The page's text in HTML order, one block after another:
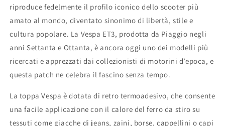
riproduce fedelmente il profilo iconico dello scooter più
amato al mondo, diventato sinonimo di libertà, stile e
cultura popolare. La Vespa ET3, prodotta da Piaggio negli
anni Settanta e Ottanta, è ancora oggi uno dei modelli più
ricercati e apprezzati dai collezionisti di motorini d’epoca, e
questa patch ne celebra il fascino senza tempo.
La toppa Vespa è dotata di retro termoadesivo, che consente
una facile applicazione con il calore del ferro da stiro su
tessuti come giacche di jeans, zaini, borse, cappellini o capi